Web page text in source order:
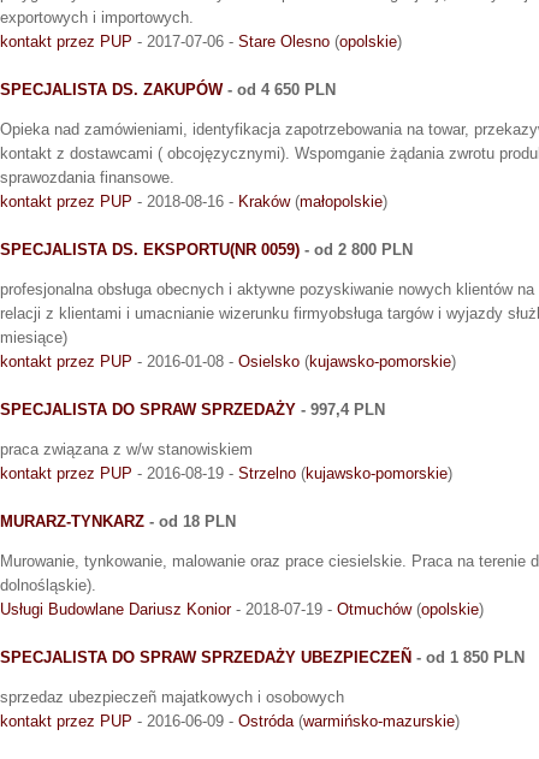
exportowych i importowych.
kontakt przez PUP - 2017-07-06 - Stare Olesno (opolskie)
SPECJALISTA DS. ZAKUPÓW- od 4 650 PLN
Opieka nad zamówieniami, identyfikacja zapotrzebowania na towar,
kontakt z dostawcami ( obcojęzycznymi). Wspomganie żądania zwrotu
sprawozdania finansowe.
kontakt przez PUP - 2018-08-16 - Kraków(małopolskie)
SPECJALISTA DS. EKSPORTU(NR 0059) - od 2 800 PLN
profesjonalna obsługa obecnych i aktywne pozyskiwanie nowych klientów
relacji z klientami i umacnianie wizerunku firmyobsługa targów i wyjazdy
miesiące)
kontakt przez PUP - 2016-01-08 - Osielsko (kujawsko-pomorskie)
SPECJALISTA DO SPRAW SPRZEDAŻY - 997,4 PLN
praca związana z w/w stanowiskiem
kontakt przez PUP - 2016-08-19 - Strzelno (kujawsko-pomorskie)
MURARZ-TYNKARZ - od 18 PLN
Murowanie, tynkowanie, malowanie oraz prace ciesielskie. Praca na terenie
dolnośląskie).
Usługi Budowlane Dariusz Konior- 2018-07-19 - Otmuchów(opolskie)
SPECJALISTA DO SPRAW SPRZEDAŻY UBEZPIECZEÑ - od 1 850 PLN
sprzedaz ubezpieczeñ majatkowych i osobowych
kontakt przez PUP - 2016-06-09 - Ostróda(warmińsko-mazurskie)